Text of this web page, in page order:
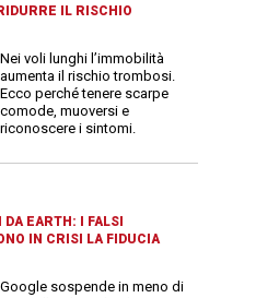
IL RISCHIO
Nei voli lunghi l’immobilità
aumenta il rischio trombosi.
Ecco perché tenere scarpe
comode, muoversi e
riconoscere i sintomi.
DA EARTH: I FALSI
IN CRISI LA FIDUCIA
Google sospende in meno di